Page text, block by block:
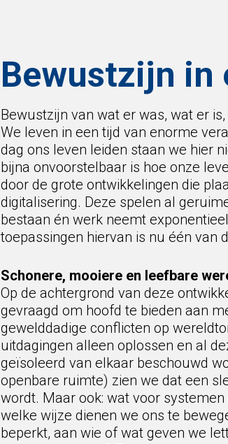
Bewustzijn in
Bewustzijn van wat er was, wat er
We leven in een tijd van enorme
dag ons leven leiden staan we hier
bijna onvoorstelbaar is hoe onze
door de grote ontwikkelingen die
digitalisering. Deze spelen al
bestaan én werk neemt
toepassingen hiervan is nu één van
Schonere, mooiere en leefbare
Op de achtergrond van deze
gevraagd om hoofd te bieden aan
gewelddadige conflicten op
uitdagingen alleen oplossen en al
geïsoleerd van elkaar beschouwd
openbare ruimte) zien we dat een
wordt. Maar ook: wat voor
welke wijze dienen we ons te
beperkt, aan wie of wat geven we